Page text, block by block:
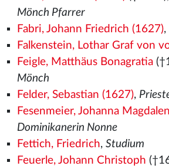
Mönch Pfarrer
Fabri, Johann Friedrich (1627),
Falkenstein, Lothar Graf von
Feigle, Matthäus Bonagratia
Mönch
Felder, Sebastian (1627),
Fesenmeier, Johanna
Dominikanerin Nonne
Fettich, Friedrich, Studium
Feuerle, Johann Christoph